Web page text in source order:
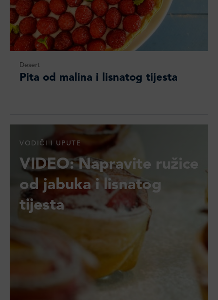
Desert
Pita od malina i lisnatog tijesta
VODIČI I UPUTE
VIDEO: Napravite ružice
od jabuka i lisnatog
tijesta